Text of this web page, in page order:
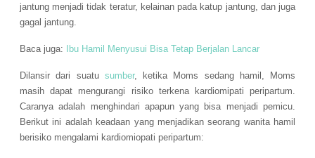
jantung menjadi tidak teratur, kelainan pada katup jantung, dan juga
gagal jantung.
Baca juga: Ibu Hamil Menyusui Bisa Tetap Berjalan Lancar
Dilansir dari suatu sumber, ketika Moms sedang hamil, Moms
masih dapat mengurangi risiko terkena kardiomipati peripartum.
Caranya adalah menghindari apapun yang bisa menjadi pemicu.
Berikut ini adalah keadaan yang menjadikan seorang wanita hamil
berisiko mengalami kardiomiopati peripartum: